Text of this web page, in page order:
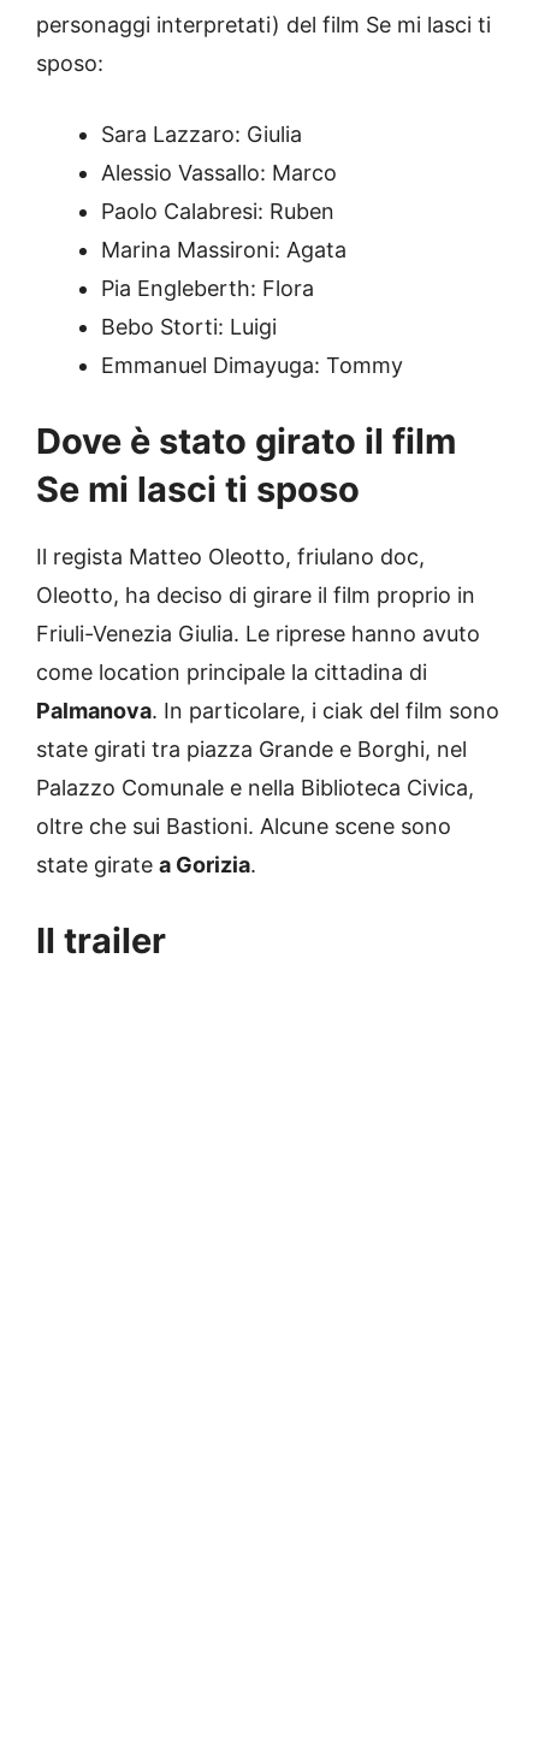
personaggi interpretati) del film Se mi lasci ti
sposo:
Sara Lazzaro­: Giulia
Alessio Vassallo: Marco
Paolo Calabresi: Ruben
Marina Massironi: Agata
Pia Engleberth: Flora
Bebo Storti: Luigi
Emmanuel Dimayuga: Tommy
Dove è stato girato il film
Se mi lasci ti sposo
Il regista Matteo Oleotto, friulano doc,
Oleotto, ha deciso di girare il film proprio in
Friuli-Venezia Giulia. Le riprese hanno avuto
come location principale la cittadina di
Palmanova. In particolare, i ciak del film sono
state girati tra piazza Grande e Borghi, nel
Palazzo Comunale e nella Biblioteca Civica,
oltre che sui Bastioni. Alcune scene sono
state girate a Gorizia.
Il trailer